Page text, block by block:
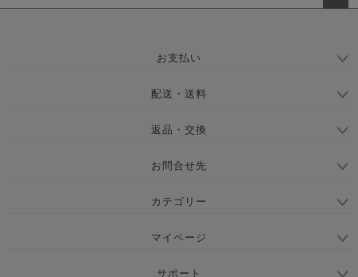
お支払い
配送・送料
返品・交換
お問合せ先
カテゴリー
マイページ
サポート